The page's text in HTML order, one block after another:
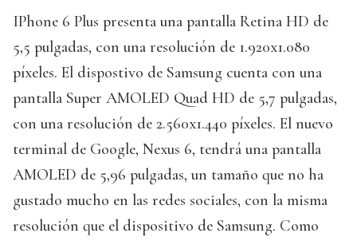
IPhone 6 Plus presenta una pantalla Retina HD de
5,5 pulgadas, con una resolución de 1.920x1.080
píxeles. El dispostivo de Samsung cuenta con una
pantalla Super AMOLED Quad HD de 5,7 pulgadas,
con una resolución de 2.560x1.440 píxeles. El nuevo
terminal de Google, Nexus 6, tendrá una pantalla
AMOLED de 5,96 pulgadas, un tamaño que no ha
gustado mucho en las redes sociales, con la misma
resolución que el dispositivo de Samsung. Como